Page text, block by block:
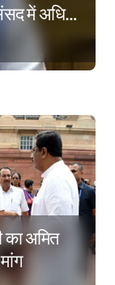
में अधिक
का अमित